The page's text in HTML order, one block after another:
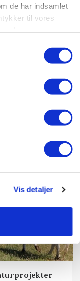
de har indsamlet
til vores
Vis detaljer
Sådan